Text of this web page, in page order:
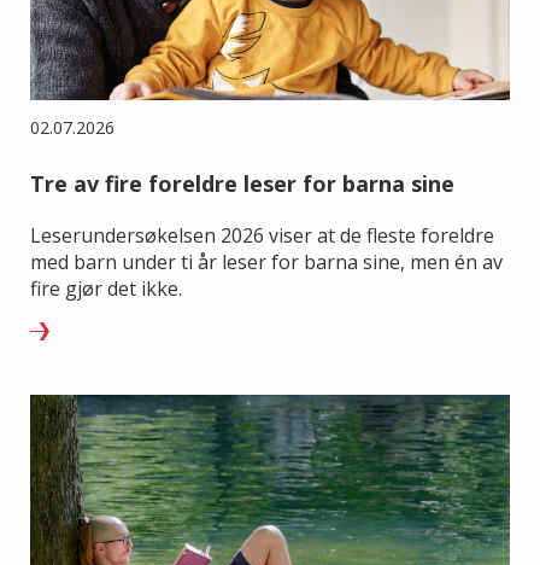
02.07.2026
Tre av fire foreldre leser for barna sine
Leserundersøkelsen 2026 viser at de fleste foreldre
med barn under ti år leser for barna sine, men én av
fire gjør det ikke.